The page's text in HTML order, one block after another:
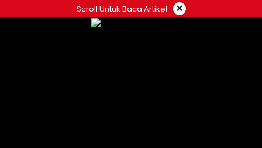
to
Scroll Untuk Baca Artikel ×